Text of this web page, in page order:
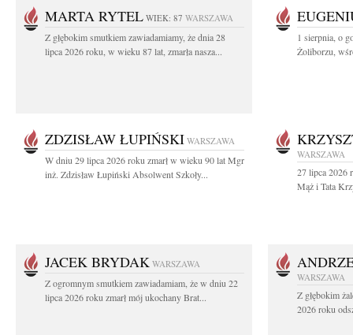
MARTA RYTEL WIEK: 87 WARSZAWA
Z głębokim smutkiem zawiadamiamy, że dnia 28
lipca 2026 roku, w wieku 87 lat, zmarła nasza...
1 sierpnia, o
Żoliborzu,
ZDZISŁAW ŁUPIŃSKI WARSZAWA
W dniu 29 lipca 2026 roku zmarł w wieku 90 lat Mgr
inż. Zdzisław Łupiński Absolwent Szkoły...
WARSZAWA
27 lipca 2026
Mąż i Tata
JACEK BRYDAK WARSZAWA
Z ogromnym smutkiem zawiadamiam, że w dniu 22
lipca 2026 roku zmarł mój ukochany Brat...
WARSZAWA
Z głębokim
2026 roku